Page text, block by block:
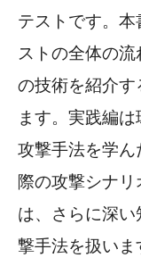
テストです。
ストの全体の
の技術を紹介
ます。実践編
攻撃手法を学
際の攻撃シナ
は、さらに深
撃手法を扱い